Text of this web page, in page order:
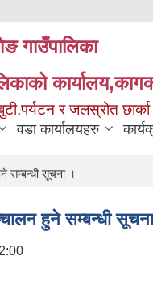
गाउँपालिका
र जलस्रोत
वडा कार्यालयहरु
सम्बन्धी सूचना ।
हुने सम्बन्धी